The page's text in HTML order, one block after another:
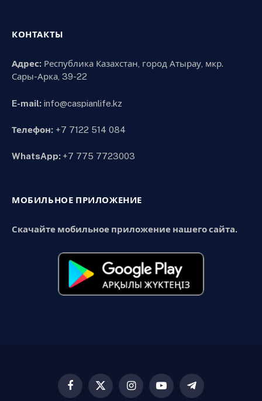
КОНТАКТЫ
Адрес: Республика Казахстан, город Атырау, мкр.
Сары-Арка, 39-22
E-mail: info@caspianlife.kz
Телефон: +7 7122 514 084
WhatsApp: +7 775 7723003
МОБИЛЬНОЕ ПРИЛОЖЕНИЕ
Скачайте мобильное приложение нашего сайта.
Facebook
X
InstagramYouTubeTelegram